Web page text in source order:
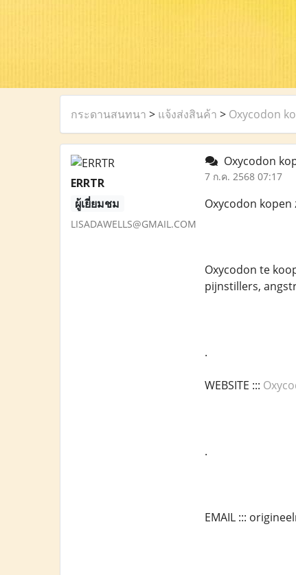
กระดานสนทนา > แจ้งส่งสินค้า > Oxycodon
ERRTR
ผู้เยี่ยมชม
LISADAWELLS@GMAIL.COM
Oxycodon
7 ก.ค. 2568 07:17
Oxycodon
Oxycodon te
pijnstillers,
.
WEBSITE :::
.
EMAIL :::